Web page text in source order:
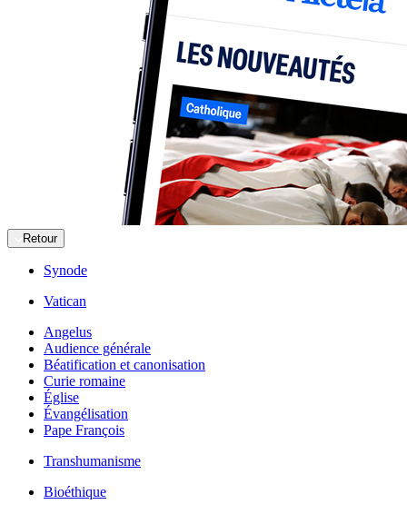
Retour
Synode
Vatican
Angelus
Audience générale
Béatification et canonisation
Curie romaine
Église
Évangélisation
Pape François
Transhumanisme
Bioéthique